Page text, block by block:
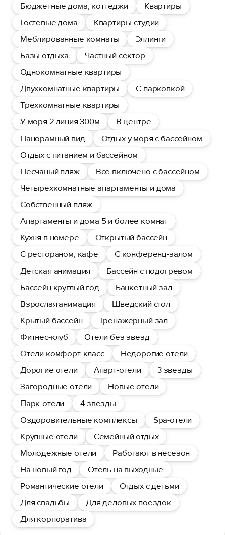
Бюджетные дома, коттеджи
Квартиры
Гостевые дома
Квартиры-студии
Меблированные комнаты
Эллинги
Базы отдыха
Частный сектор
Однокомнатные квартиры
Двухкомнатные квартиры
С парковкой
Трехкомнатные квартиры
У моря 2 линия 300м
В центре
Панорамный вид
Отдых у моря с бассейном
Отдых с питанием и бассейном
Песчаный пляж
Все включено с бассейном
Четырехкомнатные апартаменты и дома
Собственный пляж
Апартаменты и дома 5 и более комнат
Кухня в номере
Открытый бассейн
С рестораном, кафе
С конференц-залом
Детская анимация
Бассейн с подогревом
Бассейн круглый год
Банкетный зал
Взрослая анимация
Шведский стол
Крытый бассейн
Тренажерный зал
Фитнес-клуб
Отели без звезд
Отели комфорт-класс
Недорогие отели
Дорогие отели
Апарт-отели
3 звезды
Загородные отели
Новые отели
Парк-отели
4 звезды
Оздоровительные комплексы
Spa-отели
Крупные отели
Семейный отдых
Молодежные отели
Работают в несезон
На новый год
Отель на выходные
Романтические отели
Отдых с детьми
Для свадьбы
Для деловых поездок
Для корпоратива